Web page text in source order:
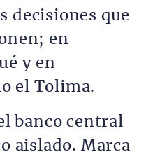
decisiones que
en
y en
el Tolima.
banco central
aislado. Marca